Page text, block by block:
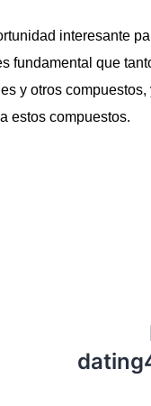
interesante
fundamental que
y otros
estos compuestos.